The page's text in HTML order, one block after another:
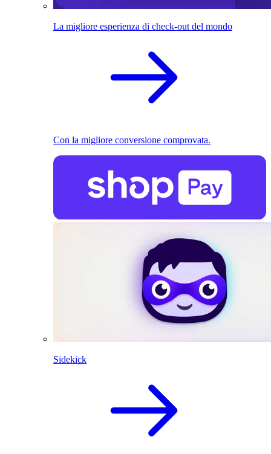
La migliore esperienza di check-out del mondo
Con la migliore conversione comprovata.
Sidekick